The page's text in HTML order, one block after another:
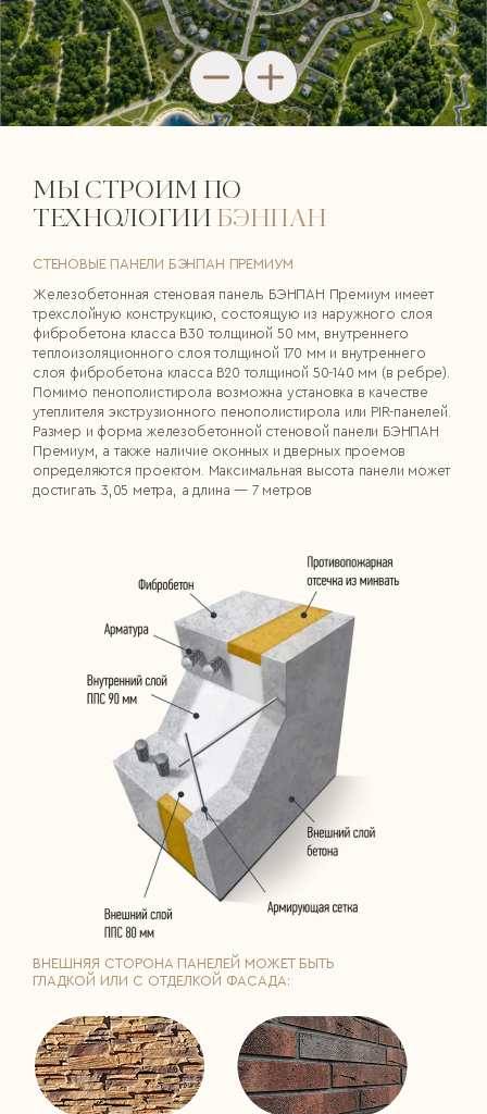
МЫ СТРОИМ ПО
ТЕХНОЛОГИИ БЭНПАН
СТЕНОВЫЕ ПАНЕЛИ БЭНПАН ПРЕМИУМ
Железобетонная стеновая панель БЭНПАН Премиум имеет
трехслойную конструкцию, состоящую из наружного слоя
фибробетона класса В30 толщиной 50 мм, внутреннего
теплоизоляционного слоя толщиной 170 мм и внутреннего
слоя фибробетона класса В20 толщиной 50-140 мм (в ребре).
Помимо пенополистирола возможна установка в качестве
утеплителя экструзионного пенополистирола или PIR-панелей.
Размер и форма железобетонной стеновой панели БЭНПАН
Премиум, а также наличие оконных и дверных проемов
определяются проектом. Максимальная высота панели может
достигать 3,05 метра, а длина — 7 метров
ВНЕШНЯЯ СТОРОНА ПАНЕЛЕЙ МОЖЕТ БЫТЬ
ГЛАДКОЙ ИЛИ С ОТДЕЛКОЙ ФАСАДА: